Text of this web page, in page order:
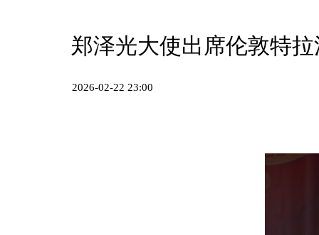
郑泽光大使出席伦敦特
2026-02-22 23:00